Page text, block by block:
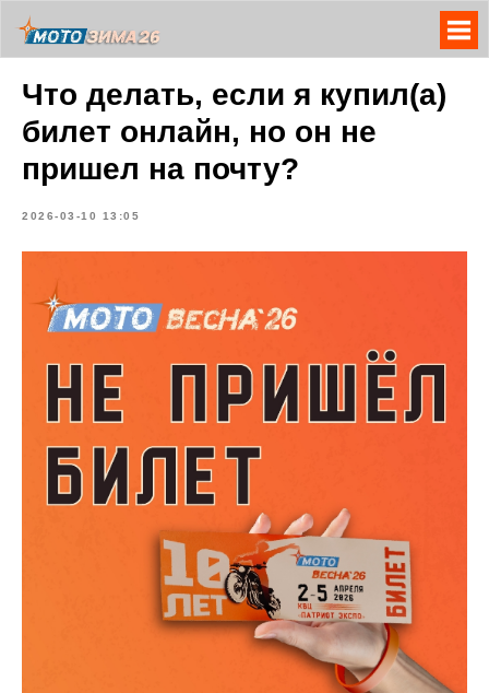
Что делать, если я купил(а)
билет онлайн, но он не
пришел на почту?
2026-03-10 13:05